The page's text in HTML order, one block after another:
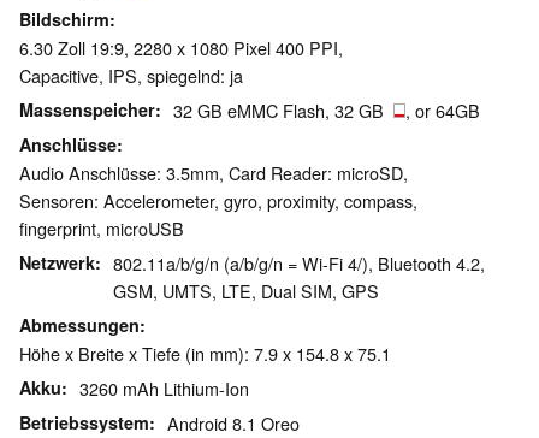
Bildschirm
6.30 Zoll 19:9, 2280 x 1080 Pixel 400 PPI,
Capacitive, IPS, spiegelnd: ja
Massenspeicher 32 GB eMMC Flash, 32 GB , or 64GB
Anschlüsse
Audio Anschlüsse: 3.5mm, Card Reader: microSD,
Sensoren: Accelerometer, gyro, proximity, compass,
fingerprint, microUSB
Netzwerk
802.11a/b/g/n (a/b/g/n = Wi-Fi 4/), Bluetooth 4.2,
GSM, UMTS, LTE, Dual SIM, GPS
Abmessungen
Höhe x Breite x Tiefe (in mm): 7.9 x 154.8 x 75.1
Akku 3260 mAh Lithium-Ion
Betriebssystem Android 8.1 Oreo